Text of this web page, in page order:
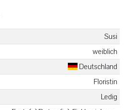
Susi
weiblich
Deutschland
Floristin
Ledig